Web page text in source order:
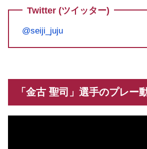
Twitter (ツイッター)
@seiji_juju
「金古 聖司」選手のプレー